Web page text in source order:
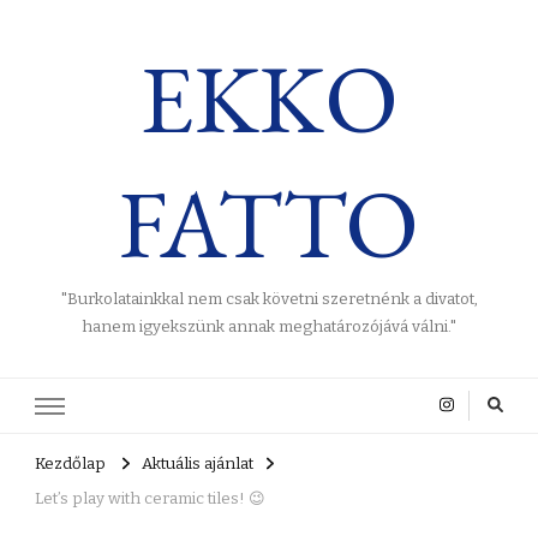
EKKO
FATTO
"Burkolatainkkal nem csak követni szeretnénk a divatot,
hanem igyekszünk annak meghatározójává válni."
Kezdőlap
Aktuális ajánlat
Let’s play with ceramic tiles! 😉